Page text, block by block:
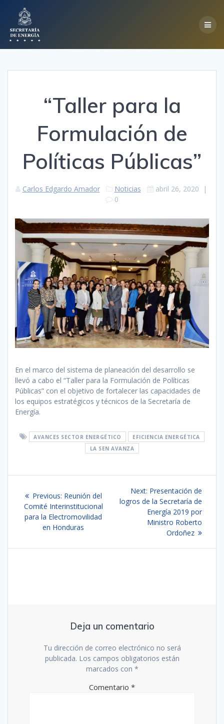
“Taller para la
Formulación de
Políticas Públicas”
Carlos Edgardo Amador Noticias abril 26, 2020 |
0
En el marco del sistema de planeación del desarrollo se
llevó a cabo el “Taller para la Formulación de Políticas
Públicas” con el objetivo de fortalecer las capacidades de
los equipos estratégicos y técnicos de la Secretaría de
Energía.‬
AVANCES SECTOR ENERGÉTICO
EFICIENCIA ENERGÉTICA
LA SEN AVANZA
de
entradas
Previous: Previous
post:
Reunión del
Comité Interinstitucional
para la Electromovilidad
en Honduras
Next: Next
post:
Presentación de
logros de la Secretaría de
Energía 2019 por
Ministro Roberto
Ordoñez
Deja un comentario
Tu dirección de correo electrónico no será
publicada. Los campos obligatorios están
marcados con *
Comentario *